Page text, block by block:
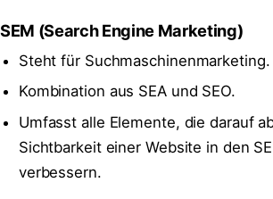
SEM (Search Engine Marketing)
Steht für Suchmaschinenmarketing.
Kombination aus SEA und SEO.
Umfasst alle Elemente, die darauf
Sichtbarkeit einer Website in den
verbessern.